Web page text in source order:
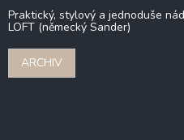
Praktický, stylový a jednoduše
LOFT (německý Sander)
ARCHIV